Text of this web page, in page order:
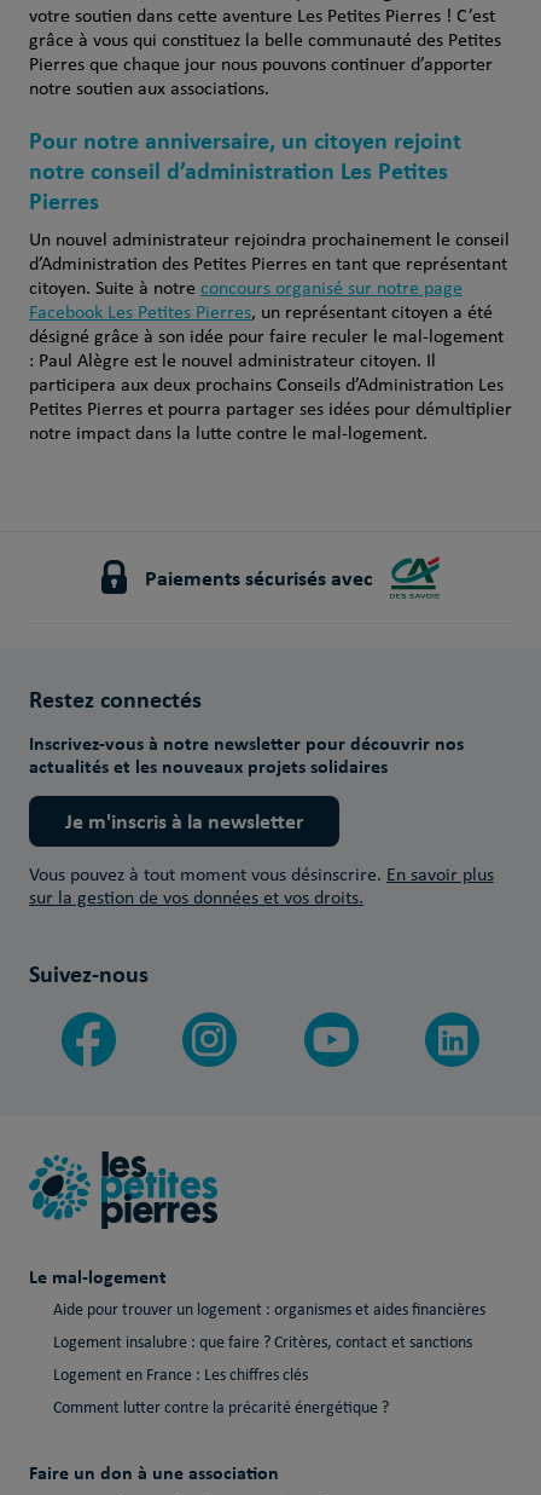
votre soutien dans cette aventure Les Petites Pierres ! C’est
grâce à vous qui constituez la belle communauté des Petites
Pierres que chaque jour nous pouvons continuer d’apporter
notre soutien aux associations.
Pour notre anniversaire, un citoyen rejoint
notre conseil d’administration Les Petites
Pierres
Un nouvel administrateur rejoindra prochainement le conseil
d’Administration des Petites Pierres en tant que représentant
citoyen. Suite à notre concours organisé sur notre page
Facebook Les Petites Pierres, un représentant citoyen a été
désigné grâce à son idée pour faire reculer le mal-logement
: Paul Alègre est le nouvel administrateur citoyen. Il
participera aux deux prochains Conseils d’Administration Les
Petites Pierres et pourra partager ses idées pour démultiplier
notre impact dans la lutte contre le mal-logement.
Paiements sécurisés avec
Restez connectés
Inscrivez-vous à notre newsletter pour découvrir nos
actualités et les nouveaux projets solidaires
Je m'inscris à la newsletter
Vous pouvez à tout moment vous désinscrire. En savoir plus
sur la gestion de vos données et vos droits.
Suivez-nous
Le mal-logement
Aide pour trouver un logement : organismes et aides financières
Logement insalubre : que faire ? Critères, contact et sanctions
Logement en France : Les chiffres clés
Comment lutter contre la précarité énergétique ?
Faire un don à une association